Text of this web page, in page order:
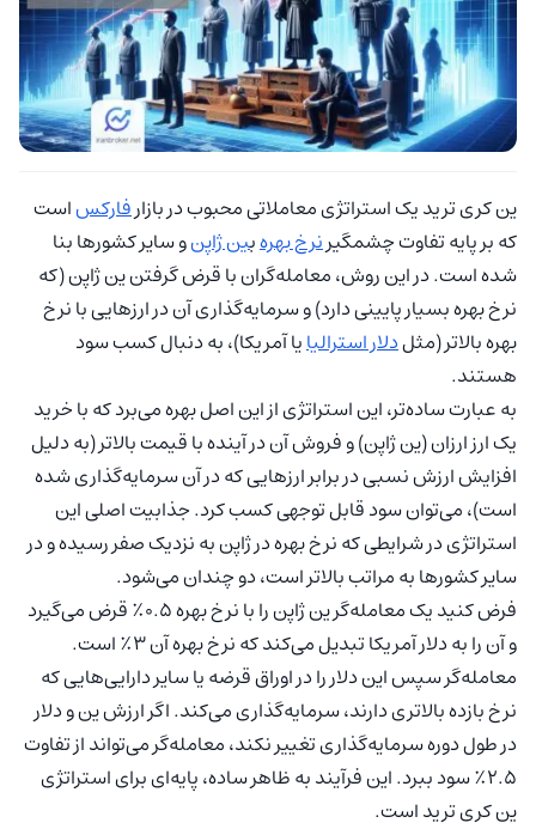
ین کری ترید یک استراتژی معاملاتی محبوب در بازارفارکساست
که بر پایه تفاوت چشمگیرنرخ بهرهبین ژاپنو سایر کشورها بنا
شده است. در این روش، معامله‌گران با قرض گرفتن ین ژاپن (که
نرخ بهره بسیار پایینی دارد) و سرمایه‌گذاری آن در ارزهایی با نرخ
بهره بالاتر (مثلدلار استرالیایا آمریکا)، به دنبال کسب سود
هستند.
به عبارت ساده‌تر، این استراتژی از این اصل بهره می‌برد که با خرید
یک ارز ارزان (ین ژاپن) و فروش آن در آینده با قیمت بالاتر (به دلیل
افزایش ارزش نسبی در برابر ارزهایی که در آن سرمایه‌گذاری شده
است)، می‌توان سود قابل توجهی کسب کرد. جذابیت اصلی این
استراتژی در شرایطی که نرخ بهره در ژاپن به نزدیک صفر رسیده و در
سایر کشورها به مراتب بالاتر است، دو چندان می‌شود.
فرض کنید یک معامله‌گر ین ژاپن را با نرخ بهره ۰.۵٪ قرض می‌گیرد
و آن را به دلار آمریکا تبدیل می‌کند که نرخ بهره آن ۳٪ است.
معامله‌گر سپس این دلار را در اوراق قرضه یا سایر دارایی‌هایی که
نرخ بازده بالاتری دارند، سرمایه‌گذاری می‌کند. اگر ارزش ین و دلار
در طول دوره سرمایه‌گذاری تغییر نکند، معامله‌گر می‌تواند از تفاوت
۲.۵٪ سود ببرد. این فرآیند به ظاهر ساده، پایه‌ای برای استراتژی
ین کری ترید است.